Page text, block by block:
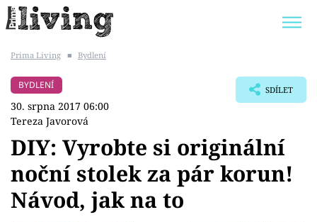
BYDLENÍ SLAVNÝCH
Témata
Bydlení
Prima Living ■ Bydlení
BYDLENÍ
30. srpna 2017 06:00
Tereza Javorová
SDÍLET
DIY: Vyrobte si originální
noční stolek za pár korun!
Návod, jak na to